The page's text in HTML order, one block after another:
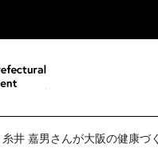
井 嘉男さんが大阪の健康づ